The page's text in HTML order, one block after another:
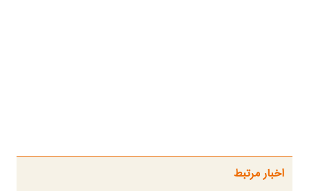
اخبار مرتبط